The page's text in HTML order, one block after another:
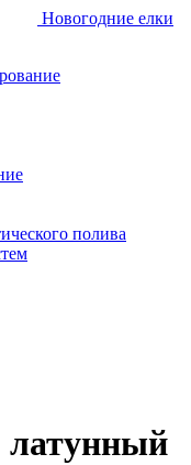
Новогодние елки
полива